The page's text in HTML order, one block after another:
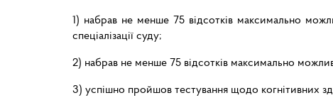
1) набрав не менше 75 відсотків максимально
спеціалізації суду;
2) набрав не менше 75 відсотків максимально
3) успішно пройшов тестування щодо когнітивних